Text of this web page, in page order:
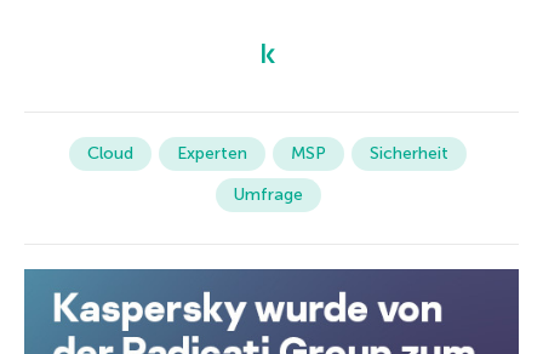
Cloud Experten MSP
Sicherheit
Umfrage